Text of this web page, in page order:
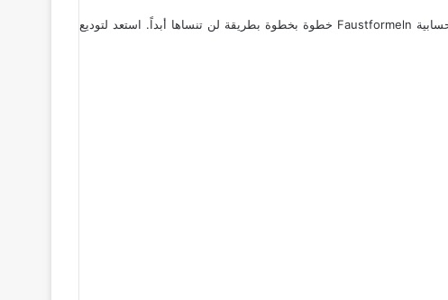
هذا المقال ليس مجرد قائمة أسئلة، بل هو ورشة عمل تفصيلية. سنقوم معاً بتفكيك وشرح وحل أصعب 50 سؤال فخ، وسأعلمك القواعد الحسابية Faustformeln خطوة بخطوة بطريقة لن تنساها أبداً. استعد لتوديع